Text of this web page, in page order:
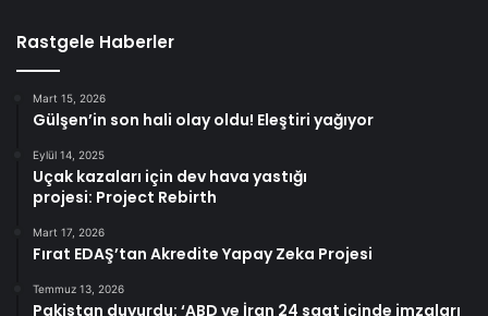
Rastgele Haberler
Mart 15, 2026
Gülşen’in son hali olay oldu! Eleştiri yağıyor
Eylül 14, 2025
Uçak kazaları için dev hava yastığı
projesi: Project Rebirth
Mart 17, 2026
Fırat EDAŞ’tan Akredite Yapay Zeka Projesi
Temmuz 13, 2026
Pakistan duyurdu: ‘ABD ve İran 24 saat içinde imzaları